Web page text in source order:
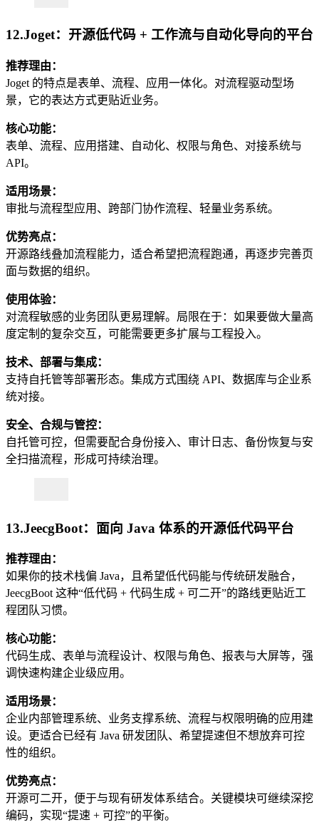
12.Joget：开源低代码 + 工作流与自动化导向的平台
推荐理由：
Joget 的特点是表单、流程、应用一体化。对流程驱动型场
景，它的表达方式更贴近业务。
核心功能：
表单、流程、应用搭建、自动化、权限与角色、对接系统与
API。
适用场景：
审批与流程型应用、跨部门协作流程、轻量业务系统。
优势亮点：
开源路线叠加流程能力，适合希望把流程跑通，再逐步完善页
面与数据的组织。
使用体验：
对流程敏感的业务团队更易理解。局限在于：如果要做大量高
度定制的复杂交互，可能需要更多扩展与工程投入。
技术、部署与集成：
支持自托管等部署形态。集成方式围绕 API、数据库与企业系
统对接。
安全、合规与管控：
自托管可控，但需要配合身份接入、审计日志、备份恢复与安
全扫描流程，形成可持续治理。
13.JeecgBoot：面向 Java 体系的开源低代码平台
推荐理由：
如果你的技术栈偏 Java，且希望低代码能与传统研发融合，
JeecgBoot 这种“低代码 + 代码生成 + 可二开”的路线更贴近工
程团队习惯。
核心功能：
代码生成、表单与流程设计、权限与角色、报表与大屏等，强
调快速构建企业级应用。
适用场景：
企业内部管理系统、业务支撑系统、流程与权限明确的应用建
设。更适合已经有 Java 研发团队、希望提速但不想放弃可控
性的组织。
优势亮点：
开源可二开，便于与现有研发体系结合。关键模块可继续深挖
编码，实现“提速 + 可控”的平衡。